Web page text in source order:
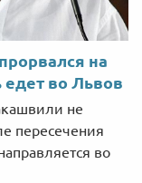
на
во Львов
не
пересечения
во